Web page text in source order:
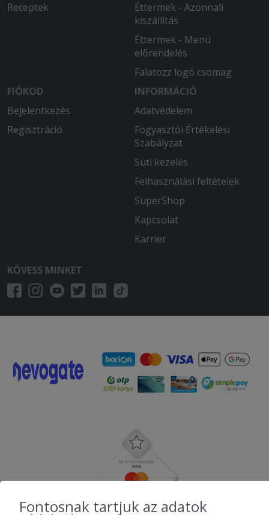
Receptek
Éttermek - Azonnali
kiszállítás
Éttermek - Menü
előrendelés
Falatozz logó csomag
FIÓKOD
Bejelentkezés
Regisztráció
INFORMÁCIÓ
Adatvédelem
Fogyasztói Értékelési
Szabályzat
Süti kezelés
Felhasználási feltételek
SuperShop
Kapcsolat
Karrier
KÖVESS MINKET
Fontosnak tartjuk az adatok